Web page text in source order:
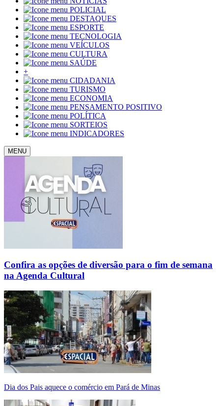
POLICIAL
DESTAQUES
ESPORTE
TECNOLOGIA
VEÍCULOS
CULTURA
SAÚDE
+
CIDADANIA
TURISMO
ECONOMIA
PENSAMENTO POSITIVO
POLÍTICA
SORTEIOS
INDICADORES
MENU
Confira as opções de diversão para o fim de semana
na Agenda Cultural
Dia dos Pais aquece o comércio em Pará de Minas